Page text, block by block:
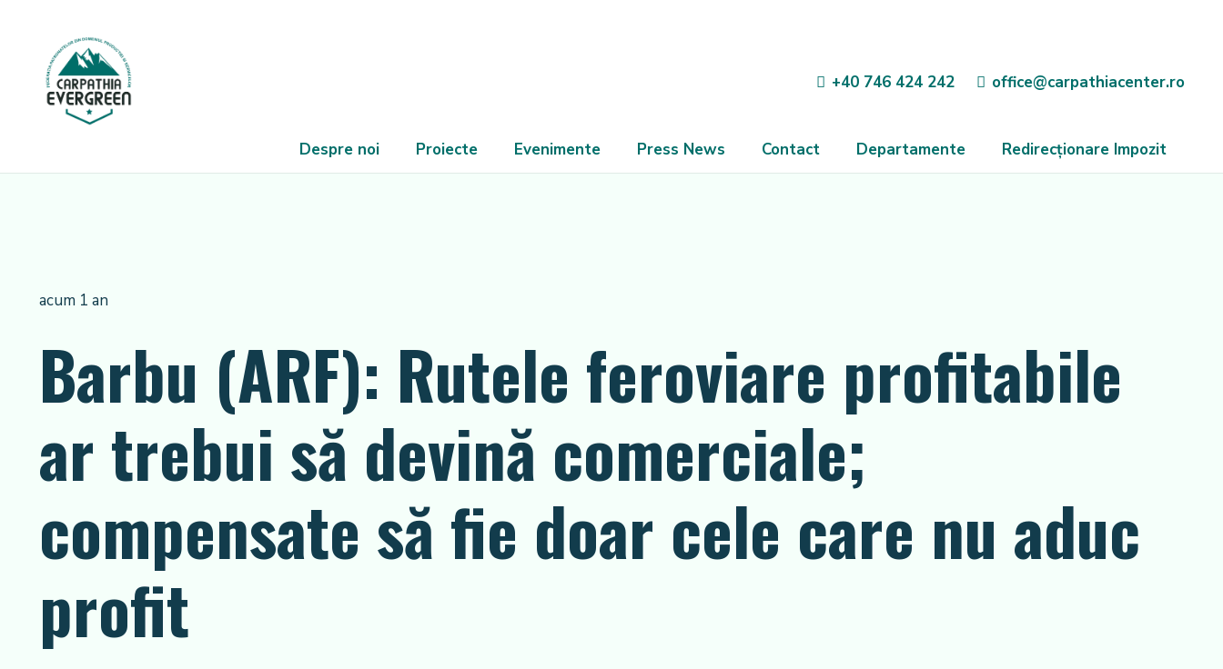
+40 746 424 242 office@carpathiacenter.ro
Despre noi Proiecte Evenimente Press News Contact Departamente Redirecționare Impozit
acum 1 an
Barbu (ARF): Rutele feroviare profitabile
ar trebui să devină comerciale;
compensate să fie doar cele care nu aduc
profit